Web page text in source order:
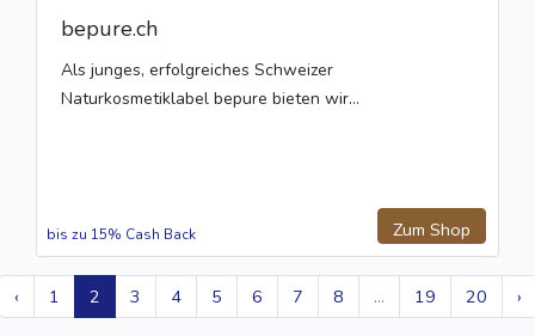
bepure.ch
Als junges, erfolgreiches Schweizer
Naturkosmetiklabel bepure bieten wir...
Zum Shop
bis zu 15% Cash Back
‹ 1 2 3 4 5 6 7 8 ... 19 20 ›